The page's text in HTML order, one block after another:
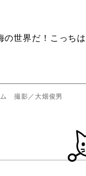
世界だ！こっち
撮影／大畑俊男